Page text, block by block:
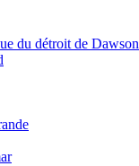
du détroit de Dawson